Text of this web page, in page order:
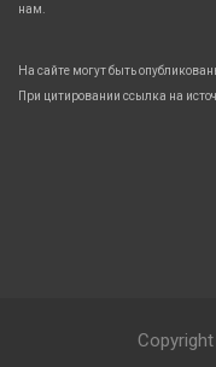
нам.
На сайте могут быть
При цитировании ссылка на